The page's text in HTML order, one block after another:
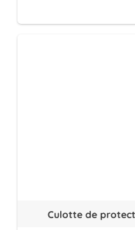
Culotte de